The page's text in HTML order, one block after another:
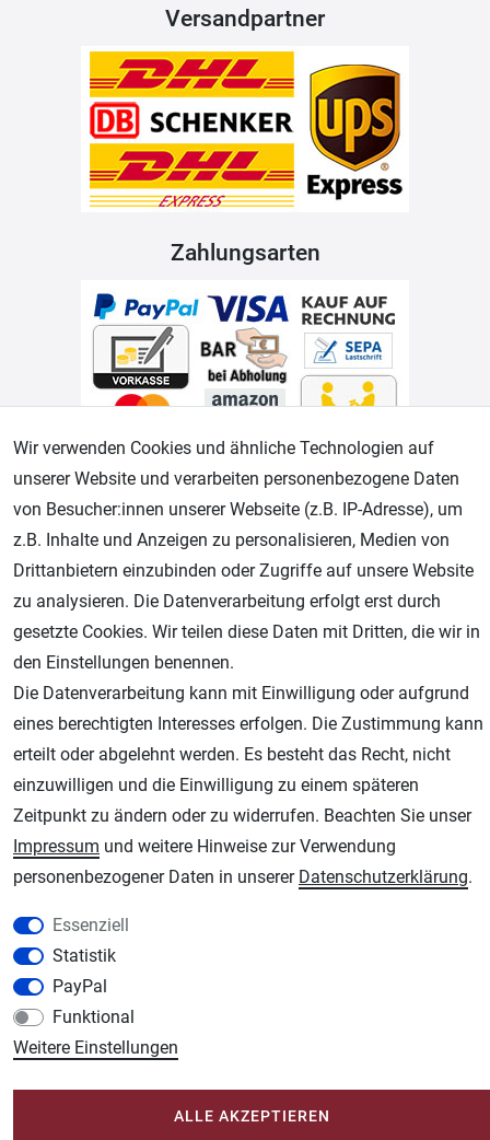
Versandpartner
Zahlungsarten
Geprüfter Shop
AGB Widerrufsrecht Datenschutz Impressum
Unsere weiteren Shops:
Schmincke-City.de
Schmincke Künstlerfarben das Gesamtsortiment
Schneideplotter, Transferpressen, Siebdruck und Plotterfolien
Modellbau-City.com
Military + Tabletop Plastikmodelle und Modellbau Farben - Bringen Sie Farbe ins
Spiel.
Im-Shop-kaufen.de
Wir verwenden Cookies und ähnliche Technologien auf
unserer Website und verarbeiten personenbezogene Daten
von Besucher:innen unserer Webseite (z.B. IP-Adresse), um
z.B. Inhalte und Anzeigen zu personalisieren, Medien von
Drittanbietern einzubinden oder Zugriffe auf unsere Website
zu analysieren. Die Datenverarbeitung erfolgt erst durch
gesetzte Cookies. Wir teilen diese Daten mit Dritten, die wir in
den Einstellungen benennen.
Die Datenverarbeitung kann mit Einwilligung oder aufgrund
eines berechtigten Interesses erfolgen. Die Zustimmung kann
erteilt oder abgelehnt werden. Es besteht das Recht, nicht
einzuwilligen und die Einwilligung zu einem späteren
Zeitpunkt zu ändern oder zu widerrufen. Beachten Sie unser
Impressum und weitere Hinweise zur Verwendung
personenbezogener Daten in unserer Daten­schutz­erklärung.
Essenziell
Statistik
PayPal
Funktional
Weitere Einstellungen
ALLE AKZEPTIEREN